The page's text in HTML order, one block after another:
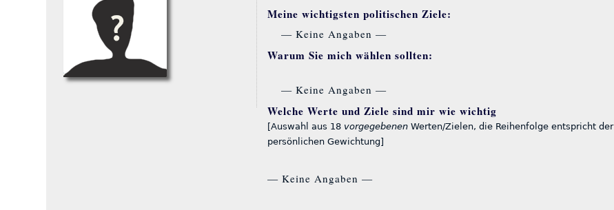
Meine wichtigsten politischen Ziele:
— Keine Angaben —
Warum Sie mich wählen sollten:
— Keine Angaben —
Welche Werte und Ziele sind mir wie wichtig
[Auswahl aus 18 vorgegebenenWerten/Zielen, die Reihenfolge entspricht der
persönlichen Gewichtung]
— Keine Angaben —